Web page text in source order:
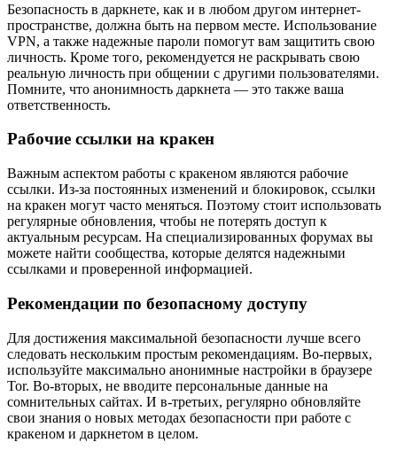
Безопасность в даркнете, как и в любом другом интернет-
пространстве, должна быть на первом месте. Использование
VPN, а также надежные пароли помогут вам защитить свою
личность. Кроме того, рекомендуется не раскрывать свою
реальную личность при общении с другими пользователями.
Помните, что анонимность даркнета — это также ваша
ответственность.
Рабочие ссылки на кракен
Важным аспектом работы с кракеном являются рабочие
ссылки. Из-за постоянных изменений и блокировок, ссылки
на кракен могут часто меняться. Поэтому стоит использовать
регулярные обновления, чтобы не потерять доступ к
актуальным ресурсам. На специализированных форумах вы
можете найти сообщества, которые делятся надежными
ссылками и проверенной информацией.
Рекомендации по безопасному доступу
Для достижения максимальной безопасности лучше всего
следовать нескольким простым рекомендациям. Во-первых,
используйте максимально анонимные настройки в браузере
Tor. Во-вторых, не вводите персональные данные на
сомнительных сайтах. И в-третьих, регулярно обновляйте
свои знания о новых методах безопасности при работе с
кракеном и даркнетом в целом.